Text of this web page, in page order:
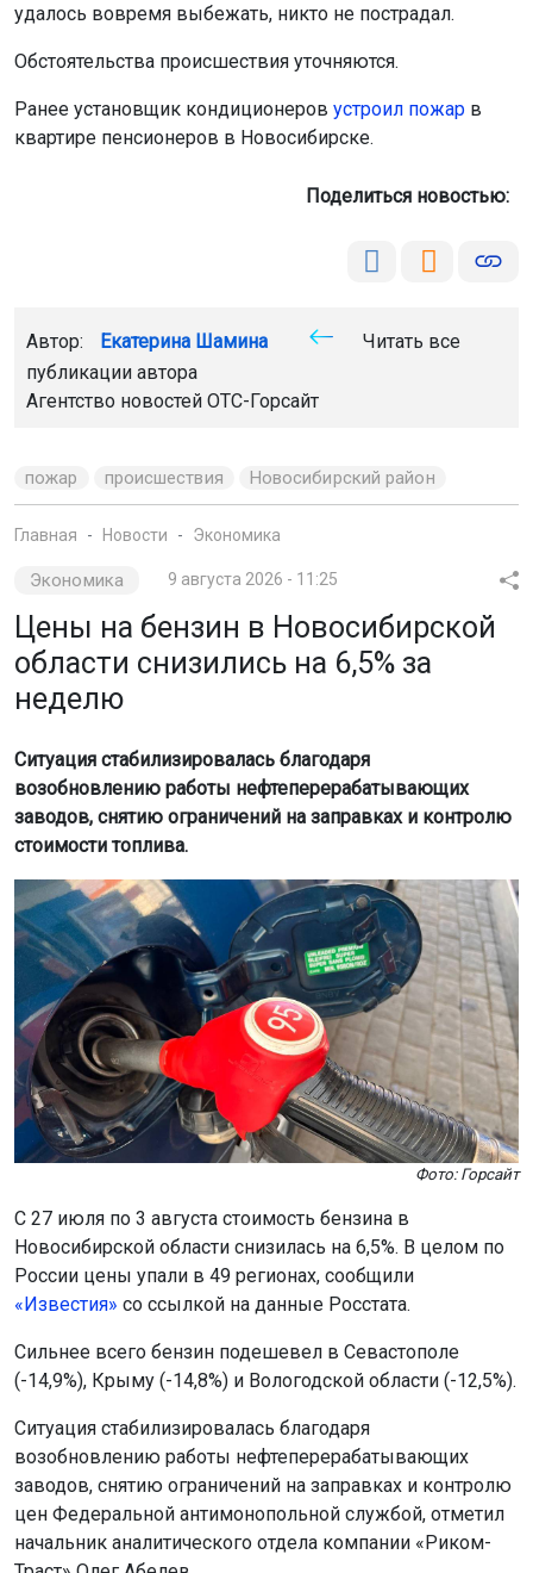
удалось вовремя выбежать, никто не пострадал.
Обстоятельства происшествия уточняются.
Ранее установщик кондиционеров устроил пожар в
квартире пенсионеров в Новосибирске.
Поделиться новостью:
Автор: Екатерина Шамина
Читать все
публикации автора
Агентство новостей ОТС-Горсайт
пожар происшествия Новосибирский район
Главная Новости Экономика
Экономика 9 августа 2026 - 11:25
Цены на бензин в Новосибирской
области снизились на 6,5% за
неделю
Ситуация стабилизировалась благодаря
возобновлению работы нефтеперерабатывающих
заводов, снятию ограничений на заправках и контролю
стоимости топлива.
Фото: Горсайт
С 27 июля по 3 августа стоимость бензина в
Новосибирской области снизилась на 6,5%. В целом по
России цены упали в 49 регионах, сообщили
«Известия» со ссылкой на данные Росстата.
Сильнее всего бензин подешевел в Севастополе
(-14,9%), Крыму (-14,8%) и Вологодской области (-12,5%).
Ситуация стабилизировалась благодаря
возобновлению работы нефтеперерабатывающих
заводов, снятию ограничений на заправках и контролю
цен Федеральной антимонопольной службой, отметил
начальник аналитического отдела компании «Риком-